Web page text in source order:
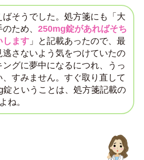
ばそうでした。処方箋にも「大
ため、 250mg錠があればそち
します 」と記載あったので、最
さないよう気をつけていたの
グに夢中になるにつれ、うっ
すみません。すぐ取り直して
錠ということは、処方箋記載の
ね。